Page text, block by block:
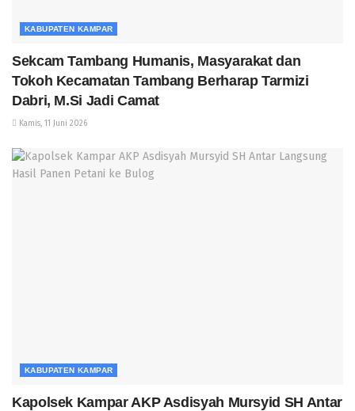
KABUPATEN KAMPAR
Sekcam Tambang Humanis, Masyarakat dan
Tokoh Kecamatan Tambang Berharap Tarmizi
Dabri, M.Si Jadi Camat
Kamis, 11 Juni 2026
KABUPATEN KAMPAR
Kapolsek Kampar AKP Asdisyah Mursyid SH Antar